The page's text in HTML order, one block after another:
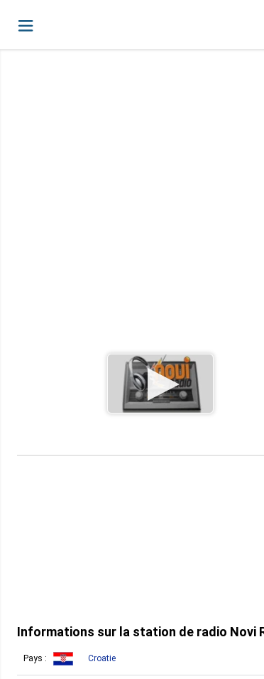
Informations sur la station de radio Novi
Pays : Croatie